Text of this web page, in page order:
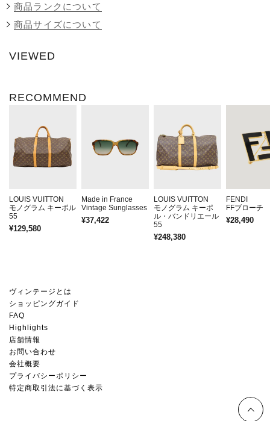
商品ランクについて
商品サイズについて
VIEWED
RECOMMEND
LOUIS VUITTON
モノグラム キーポル
55
¥129,580
Made in France
Vintage Sunglasses
¥37,422
LOUIS VUITTON
モノグラム キーポ
ル・バンドリエール
55
¥248,380
FENDI
FFブローチ
¥28,490
ヴィンテージとは
ショッピングガイド
FAQ
Highlights
店舗情報
お問い合わせ
会社概要
プライバシーポリシー
特定商取引法に基づく表示